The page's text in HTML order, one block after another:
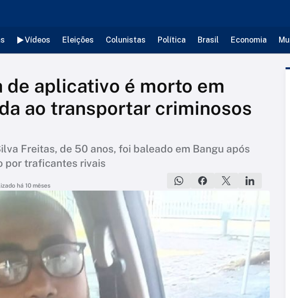
Vídeos Eleições Colunistas Política Brasil Economia
de aplicativo é morto em
ao transportar criminosos
Freitas, de 50 anos, foi baleado em Bangu após
por traficantes rivais
há 10 mêses